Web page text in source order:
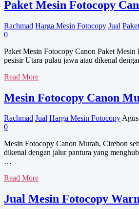
Fotocopy
Paket Mesin Fotocopy
Rachmad Harga Mesin Fotocopy Jual
0
Paket Mesin Fotocopy Canon Paket Mesin
pesisir Utara pulau jawa atau dikenal
Paket
Fotocopy
Canon
Read More
Mesin Fotocopy Canon
Rachmad Jual Harga Mesin Fotocopy
0
Mesin Fotocopy Canon Murah, Cirebon
dikenal dengan jalur pantura yang
…
Mesin
Canon
Murah
Read More
Jual Mesin Fotocopy